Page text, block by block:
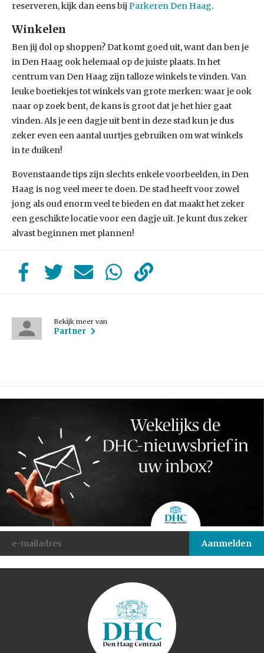
reserveren, kijk dan eens bij Parkeren Den Haag.
Winkelen
Ben jij dol op shoppen? Dat komt goed uit, want dan ben je
in Den Haag ook helemaal op de juiste plaats. In het
centrum van Den Haag zijn talloze winkels te vinden. Van
leuke boetiekjes tot winkels van grote merken: waar je ook
naar op zoek bent, de kans is groot dat je het hier gaat
vinden. Als je een dagje uit bent in deze stad kun je dus
zeker even een aantal uurtjes gebruiken om wat winkels
in te duiken!
Bovenstaande tips zijn slechts enkele voorbeelden, in Den
Haag is nog veel meer te doen. De stad heeft voor zowel
jong als oud enorm veel te bieden en dat maakt het zeker
een geschikte locatie voor een dagje uit. Je kunt dus zeker
alvast beginnen met plannen!
Bekijk meer van
Partner